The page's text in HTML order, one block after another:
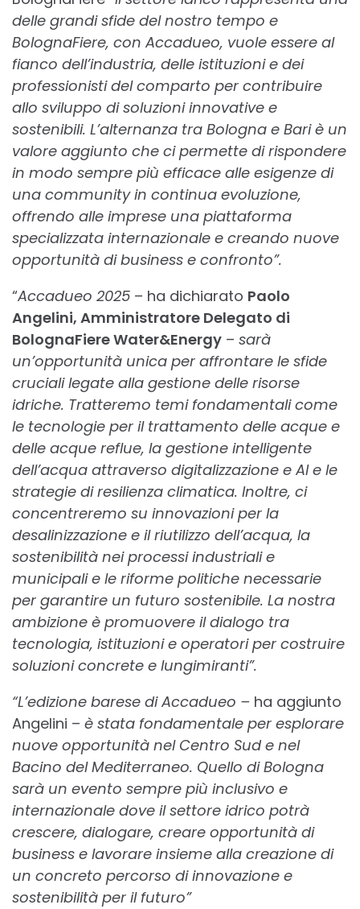
delle grandi sfide del nostro tempo e
BolognaFiere, con Accadueo, vuole essere al
fianco dell’industria, delle istituzioni e dei
professionisti del comparto per contribuire
allo sviluppo di soluzioni innovative e
sostenibili. L’alternanza tra Bologna e Bari è un
valore aggiunto che ci permette di rispondere
in modo sempre più efficace alle esigenze di
una community in continua evoluzione,
offrendo alle imprese una piattaforma
specializzata internazionale e creando nuove
opportunità di business e confronto”.
“Accadueo 2025 – ha dichiarato Paolo
Angelini, Amministratore Delegato di
BolognaFiere Water&Energy – sarà
un’opportunità unica per affrontare le sfide
cruciali legate alla gestione delle risorse
idriche. Tratteremo temi fondamentali come
le tecnologie per il trattamento delle acque e
delle acque reflue, la gestione intelligente
dell’acqua attraverso digitalizzazione e AI e le
strategie di resilienza climatica. Inoltre, ci
concentreremo su innovazioni per la
desalinizzazione e il riutilizzo dell’acqua, la
sostenibilità nei processi industriali e
municipali e le riforme politiche necessarie
per garantire un futuro sostenibile. La nostra
ambizione è promuovere il dialogo tra
tecnologia, istituzioni e operatori per costruire
soluzioni concrete e lungimiranti”.
“L’edizione barese di Accadueo – ha aggiunto
Angelini – è stata fondamentale per esplorare
nuove opportunità nel Centro Sud e nel
Bacino del Mediterraneo. Quello di Bologna
sarà un evento sempre più inclusivo e
internazionale dove il settore idrico potrà
crescere, dialogare, creare opportunità di
business e lavorare insieme alla creazione di
un concreto percorso di innovazione e
sostenibilità per il futuro”